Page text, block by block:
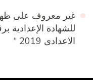
غير معروف على
للشهادة
الاعدادى 2019 “